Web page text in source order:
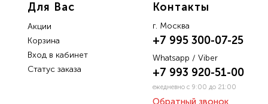
Для Вас
Акции
Корзина
Вход в кабинет
Статус заказа
Контакты
г. Москва
+7 995 300-07-25
+7 993 920-51-00
Whatsapp / Viber
ежедневно с 9:00 до 21:00
Обратный звонок